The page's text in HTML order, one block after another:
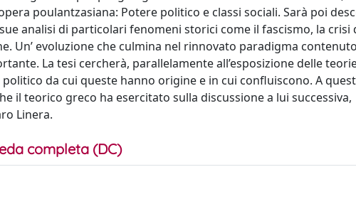
poulantzasiana: Potere politico e classi sociali. Sarà poi
analisi di particolari fenomeni storici come il fascismo, la crisi
Un’ evoluzione che culmina nel rinnovato paradigma
La tesi cercherà, parallelamente all’esposizione delle
da cui queste hanno origine e in cui confluiscono. A
il teorico greco ha esercitato sulla discussione a lui successiva,
Linera.
completa (DC)